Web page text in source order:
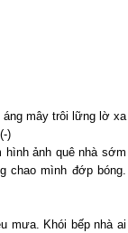
mây trôi lững lờ xa
)
ảnh quê nhà sớm
chao mình đớp bóng.
mưa. Khói bếp nhà ai